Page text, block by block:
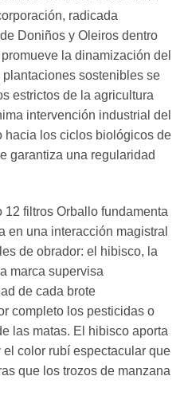
radicada
Doniños y Oleiros dentro
la dinamización del
sostenibles se
estrictos de la agricultura
intervención industrial del
hacia los ciclos biológicos de
garantiza una regularidad
12 filtros Orballo fundamenta
en una interacción magistral
de obrador: el hibisco, la
marca supervisa
de cada brote
completo los pesticidas o
las matas. El hibisco aporta
el color rubí espectacular que
que los trozos de manzana